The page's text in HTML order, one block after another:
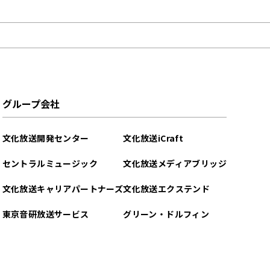
グループ会社
文化放送開発センター
セントラルミュージック
文化放送キャリアパートナーズ
東京音研放送サービス
文化放送iCraft
文化放送メディアブリッジ
文化放送エクステンド
グリーン・ドルフィン